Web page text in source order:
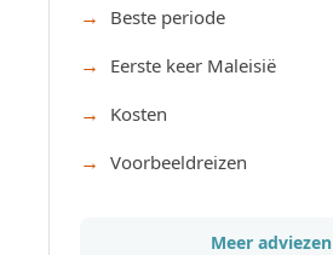
Beste periode
Eerste keer Maleisië
Kosten
Voorbeeldreizen
Meer adviezen